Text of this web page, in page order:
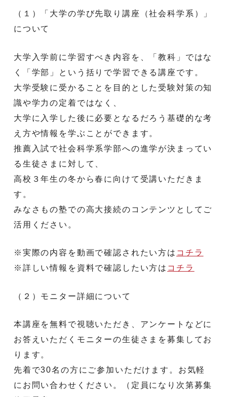
（１）「大学の学び先取り講座（社会科学系）」
について
大学入学前に学習すべき内容を、「教科」ではな
く「学部」という括りで学習できる講座です。
大学受験に受かることを目的とした受験対策の知
識や学力の定着ではなく、
大学に入学した後に必要となるだろう基礎的な考
え方や情報を学ぶことができます。
推薦入試で社会科学系学部への進学が決まってい
る生徒さまに対して、
高校３年生の冬から春に向けて受講いただきま
す。
みなさもの塾での高大接続のコンテンツとしてご
活用ください。
※実際の内容を動画で確認されたい方は コチラ
※詳しい情報を資料で確認したい方は コチラ
（２）モニター詳細について
本講座を無料で視聴いただき、アンケートなどに
お答えいただくモニターの生徒さまを募集してお
ります。
先着で30名の方にご参加いただけます。お気軽
にお問い合わせください。（定員になり次第募集